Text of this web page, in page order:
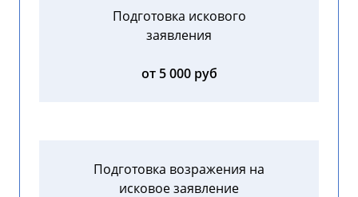
Подготовка искового
заявления
от 5 000 руб
Подготовка возражения на
исковое заявление